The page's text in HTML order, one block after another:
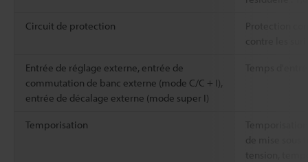
Circuit de protection
Protection
contre les
Entrée de réglage externe, entrée de
commutation de banc externe (mode C/C + I),
entrée de décalage externe (mode super I)
Temps
Temporisation
de mise sous
tension,